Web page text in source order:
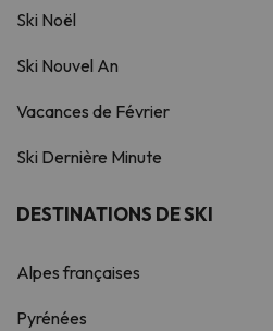
Ski Noël
Ski Nouvel An
Vacances de Février
Ski Dernière Minute
DESTINATIONS DE SKI
Alpes françaises
Pyrénées